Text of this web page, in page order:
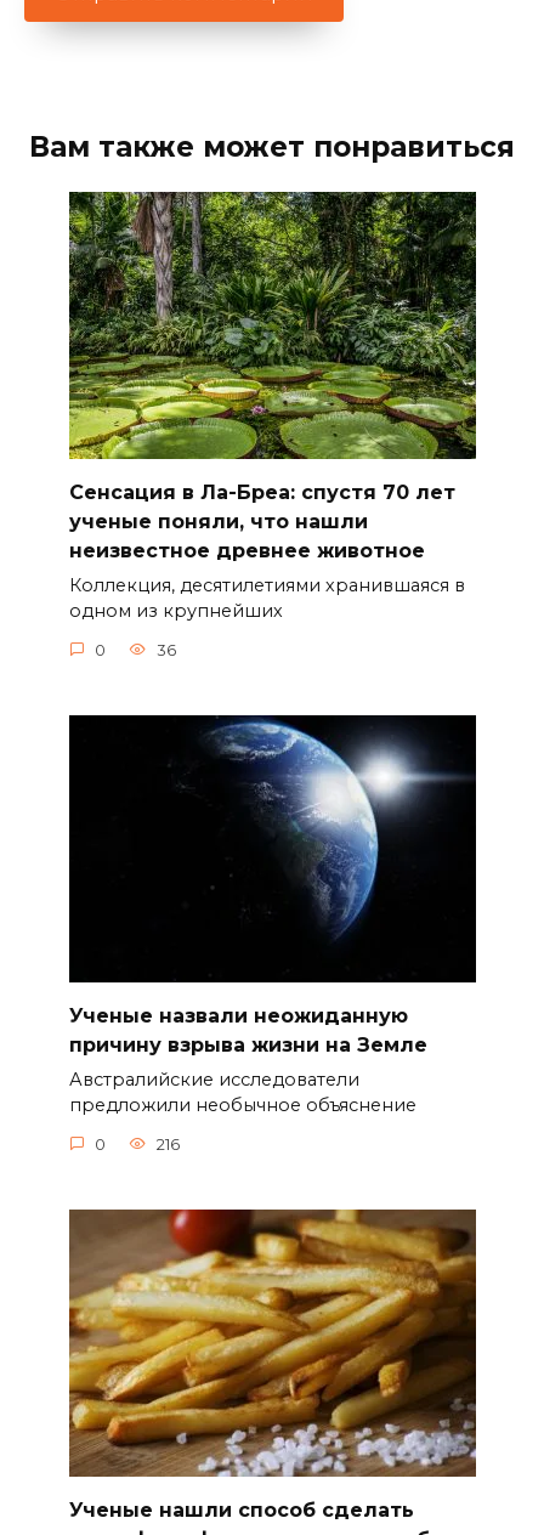
Вам также может понравиться
Сенсация в Ла-Бреа: спустя 70 лет
ученые поняли, что нашли
неизвестное древнее животное
Коллекция, десятилетиями хранившаяся в
одном из крупнейших
0 36
Ученые назвали неожиданную
причину взрыва жизни на Земле
Австралийские исследователи
предложили необычное объяснение
0 216
Ученые нашли способ сделать